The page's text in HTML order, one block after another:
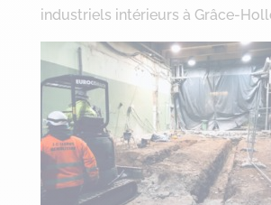
industriels intérieurs à Grâce-